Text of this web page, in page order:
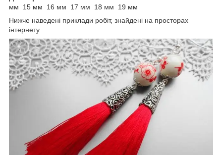
мм 15 мм 16 мм 17 мм 18 мм 19 мм
Нижче наведені приклади робіт, знайдені на просторах
інтернету